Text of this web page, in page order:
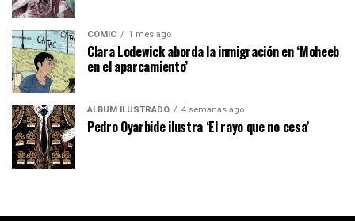
CÓMIC 1 mes ago
Clara Lodewick aborda la inmigración en ‘Moheeb
en el aparcamiento’
ÁLBUM ILUSTRADO 4 semanas ago
Pedro Oyarbide ilustra ‘El rayo que no cesa’